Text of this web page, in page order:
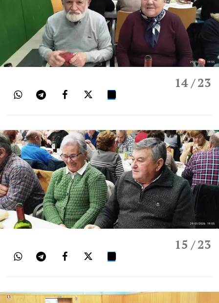
14/ 23
15 / 23